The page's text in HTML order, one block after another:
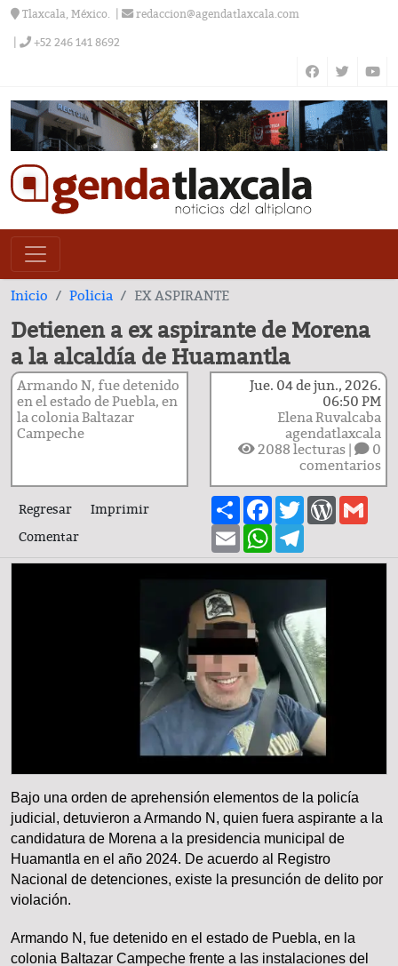
Tlaxcala, México. redaccion@agendatlaxcala.com
+52 246 141 8692
Inicio Policia EX ASPIRANTE
Detienen a ex aspirante de Morena
a la alcaldía de Huamantla
Armando N, fue detenido
en el estado de Puebla, en
la colonia Baltazar
Campeche
Jue. 04 de jun., 2026.
06:50 PM
Elena Ruvalcaba
agendatlaxcala
2088 lecturas |
0
comentarios
Regresar
Imprimir
Comentar
ShareFacebook
Twitter
EmailWhatsApp
Bajo una orden de aprehensión elementos de la policía
judicial, detuvieron a Armando N, quien fuera aspirante a la
candidatura de Morena a la presidencia municipal de
Huamantla en el año 2024. De acuerdo al Registro
Nacional de detenciones, existe la presunción de delito por
violación.
Armando N, fue detenido en el estado de Puebla, en la
colonia Baltazar Campeche frente a las instalaciones del